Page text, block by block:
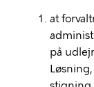
at
på